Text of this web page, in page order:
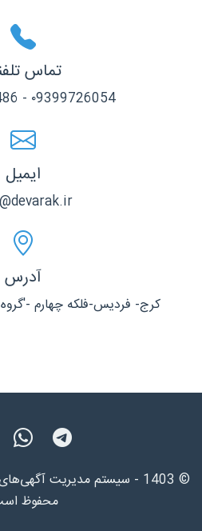
تماس
۰9399726054 - 09923638486
ایمیل
آدرس
کرج- فردیس-فلکه چهارم -
© 1403 - سیستم مدیریت
محفوظ